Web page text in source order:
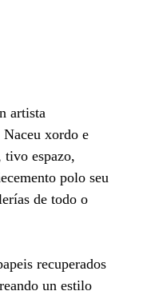
artista
Naceu xordo e
espazo,
polo seu
de todo o
recuperados
un estilo